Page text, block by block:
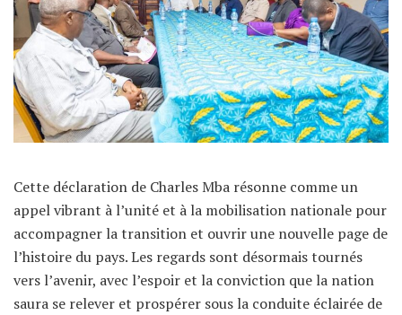
Cette déclaration de Charles Mba résonne comme un
appel vibrant à l’unité et à la mobilisation nationale pour
accompagner la transition et ouvrir une nouvelle page de
l’histoire du pays. Les regards sont désormais tournés
vers l’avenir, avec l’espoir et la conviction que la nation
saura se relever et prospérer sous la conduite éclairée de